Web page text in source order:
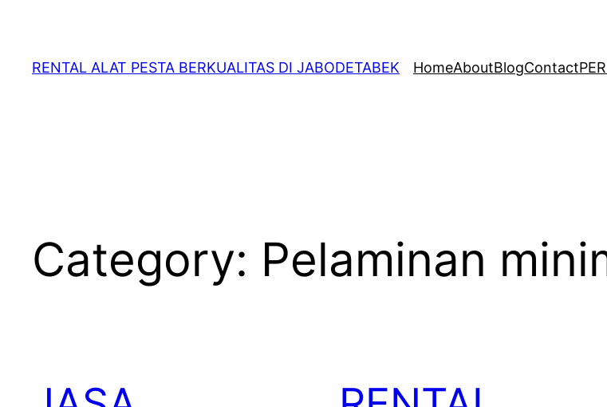
RENTAL ALAT PESTA BERKUALITAS DI JABODETABEK HomeAboutBlogContact
Category: Pelaminan